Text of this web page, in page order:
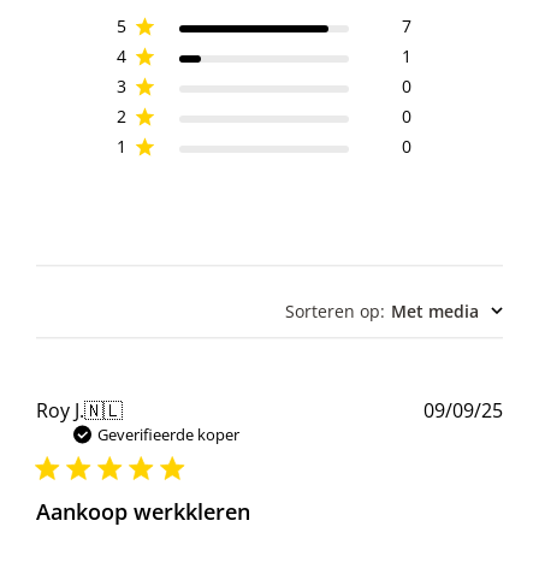
5
7
4
1
3
0
2
0
1
0
Sorteren op: Met media
Roy J.🇳🇱
Geverifieerde koper
Aankoop werkkleren
09/09/25